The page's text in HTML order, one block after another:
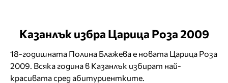
Казанлък избра Царица Роза 2009
18-годишната Полина Блажева е новата Царица Роза
2009. Всяка година в Казанлък избират най-
красивата сред абитуриентките.